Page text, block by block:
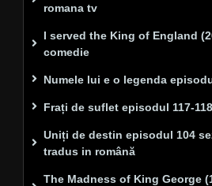
romana tv
I served the King of England
comedie
Numele lui e o legenda
Frați de suflet episodul 117-
Uniți de destin episodul 104
tradus in română
The Madness of King George